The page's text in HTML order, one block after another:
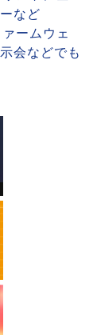
など
ームウェ
会などでも